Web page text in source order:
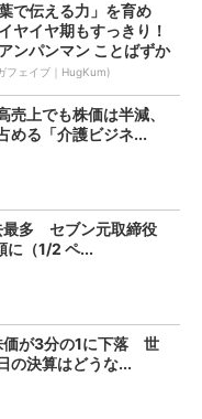
葉で伝える力」を育め
ヤイヤ期もすっきり！
ンパンマン ことばずか
フェイブ｜HugKum)
売上でも株価は半減、
る「介護ビジネ...
最多 セブン元取締役
に（1/2 ペ...
価が3分の1に下落 世
の決算はどうな...